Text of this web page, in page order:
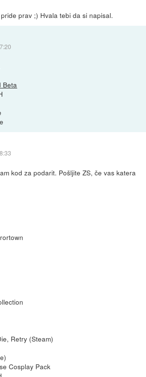
prav ;) Hvala tebi da si napisal.
Beta
kod za podarit. Pošljite ZS, če vas katera
Retry (Steam)
Cosplay Pack